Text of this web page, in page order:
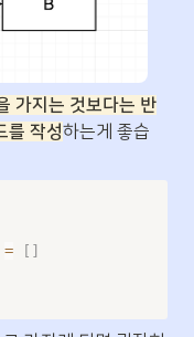
가지는 것보다는 반
를 작성하는게 좋습
= [ ]